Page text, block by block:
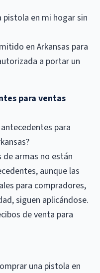
en mi hogar sin
en Arkansas para
a portar un
para ventas
para
de armas no están
aunque las
para compradores,
siguen aplicándose.
de venta para
una pistola en